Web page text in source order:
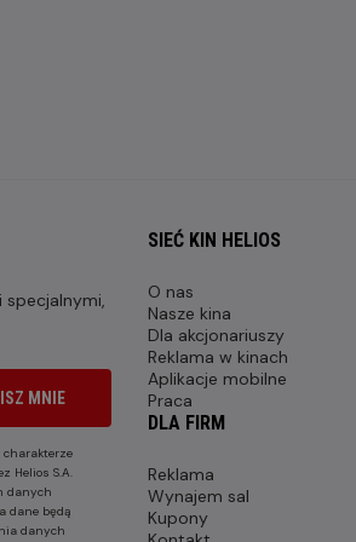
MNIE
Helios S.A.
danych
dane będą
danych
SIEĆ KIN HELIOS
O nas
Nasze kina
Dla akcjonariuszy
Reklama w kinach
Aplikacje mobilne
Praca
DLA FIRM
Reklama
Wynajem sal
Kupony